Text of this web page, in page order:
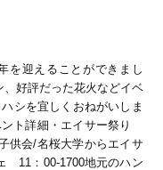
を迎えることができまし
好評だった花火などイベ
シを宜しくおねがいしま
ト詳細・エイサー祭り
供会/名桜大学からエイサ
11：00-1700地元のハン